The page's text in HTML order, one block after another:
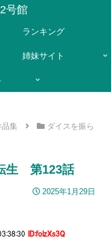
号館
ランキング
姉妹サイト
集
ダイスを振ら
生 第123話
2025年1月29日
ID:folzXs3Q